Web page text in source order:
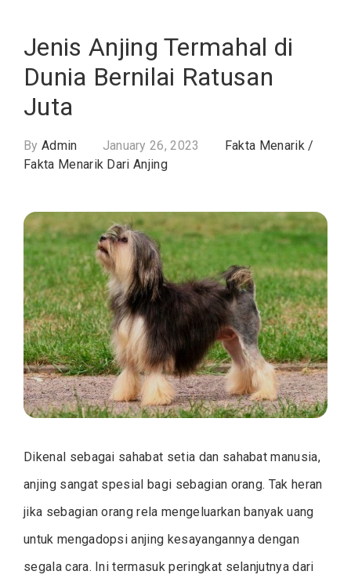
Jenis Anjing Termahal di
Dunia Bernilai Ratusan
Juta
By Admin January 26, 2023 Fakta Menarik/
Fakta Menarik Dari Anjing
Dikenal sebagai sahabat setia dan sahabat manusia,
anjing sangat spesial bagi sebagian orang. Tak heran
jika sebagian orang rela mengeluarkan banyak uang
untuk mengadopsi anjing kesayangannya dengan
segala cara. Ini termasuk peringkat selanjutnya dari